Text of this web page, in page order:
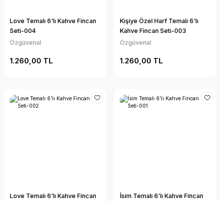
Love Temalı 6'lı Kahve Fincan
Seti-004
Özgüvenal
1.260,00 TL
Kişiye Özel Harf Temalı 6'lı
Kahve Fincan Seti-003
Özgüvenal
1.260,00 TL
Love Temalı 6'lı Kahve Fincan
İsim Temalı 6'lı Kahve Fincan